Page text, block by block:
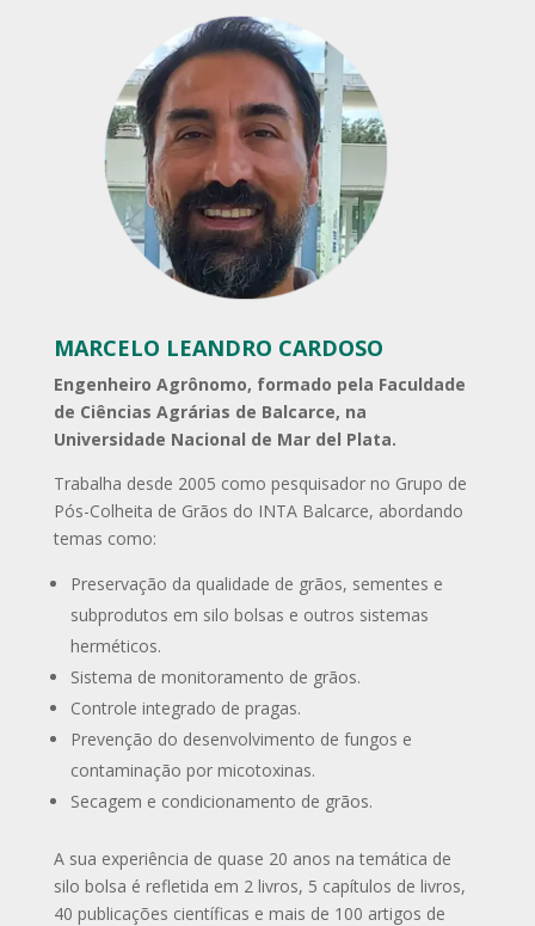
MARCELO LEANDRO CARDOSO
Engenheiro Agrônomo, formado pela Faculdade
de Ciências Agrárias de Balcarce, na
Universidade Nacional de Mar del Plata.
Trabalha desde 2005 como pesquisador no Grupo de
Pós-Colheita de Grãos do INTA Balcarce, abordando
temas como:
Preservação da qualidade de grãos, sementes e
subprodutos em silo bolsas e outros sistemas
herméticos.
Sistema de monitoramento de grãos.
Controle integrado de pragas.
Prevenção do desenvolvimento de fungos e
contaminação por micotoxinas.
Secagem e condicionamento de grãos.
A sua experiência de quase 20 anos na temática de
silo bolsa é refletida em 2 livros, 5 capítulos de livros,
40 publicações científicas e mais de 100 artigos de